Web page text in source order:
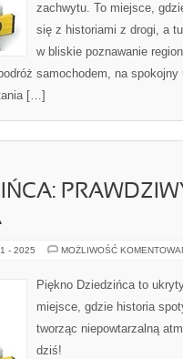
zachwytu. To miejsce,
się z historiami z drogi, a
w bliskie poznawanie
samochodem, na spokojny
[…]
- 2025 MOŻLIWOŚĆ
Piękno Dziedzińca to
miejsce, gdzie historia
tworząc niepowtarzalną
dziś!